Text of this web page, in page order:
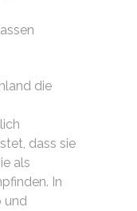
die
dass sie
als
In
und